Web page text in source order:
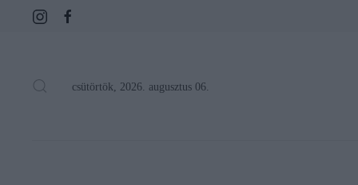
csütörtök, 2026. augusztus 06.